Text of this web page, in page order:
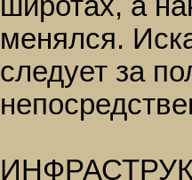
менялся.
следует за